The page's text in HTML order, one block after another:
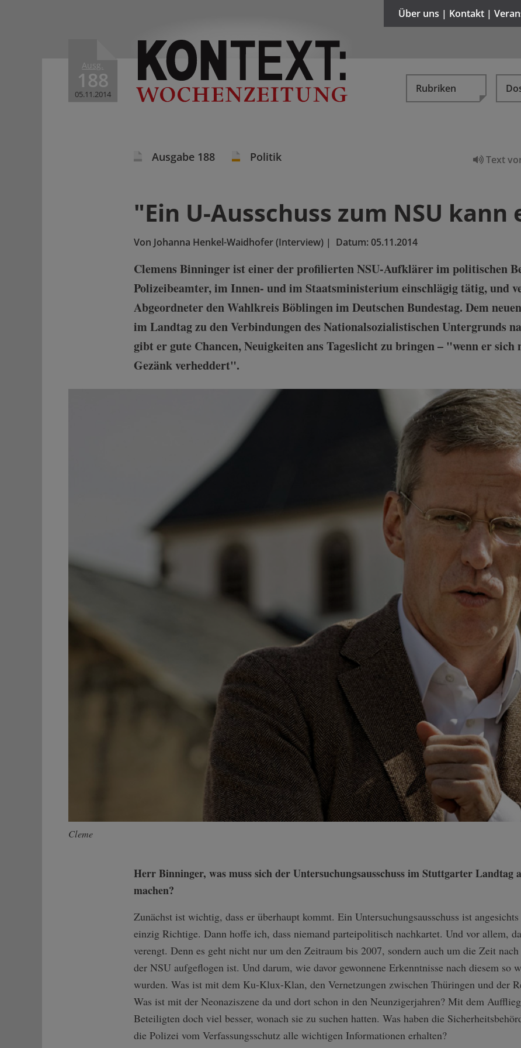
Ausg.
188
05.11.2014
Über uns | Kontakt |
Rubriken
Text
Ausgabe 188 Politik
"Ein U-Ausschuss zum NSU
Von Johanna Henkel-Waidhofer (Interview) | Datum:05.11.2014
Clemens Binninger ist einer der profilierten NSU-Aufklärer im politischen
Polizeibeamter, im Innen- und im Staatsministerium einschlägig tätig, und
Abgeordneter den Wahlkreis Böblingen im Deutschen Bundestag. Dem
im Landtag zu den Verbindungen des Nationalsozialistischen Untergrunds
gibt er gute Chancen, Neuigkeiten ans Tageslicht zu bringen – "wenn er
Gezänk verheddert".
Cleme
Herr Binninger, was muss sich der Untersuchungsausschuss im Stuttgarter Landtag
machen?
Zunächst ist wichtig, dass er überhaupt kommt. Ein Untersuchungsausschuss ist
einzig Richtige. Dann hoffe ich, dass niemand parteipolitisch nachkartet. Und vor allem,
verengt. Denn es geht nicht nur um den Zeitraum bis 2007, sondern auch um die Zeit
der NSU aufgeflogen ist. Und darum, wie davor gewonnene Erkenntnisse nach diesem so
wurden. Was ist mit dem Ku-Klux-Klan, den Vernetzungen zwischen Thüringen und der
Was ist mit der Neonaziszene da und dort schon in den Neunzigerjahren? Mit dem
Beteiligten doch viel besser, wonach sie zu suchen hatten. Was haben die
die Polizei vom Verfassungsschutz alle wichtigen Informationen erhalten?